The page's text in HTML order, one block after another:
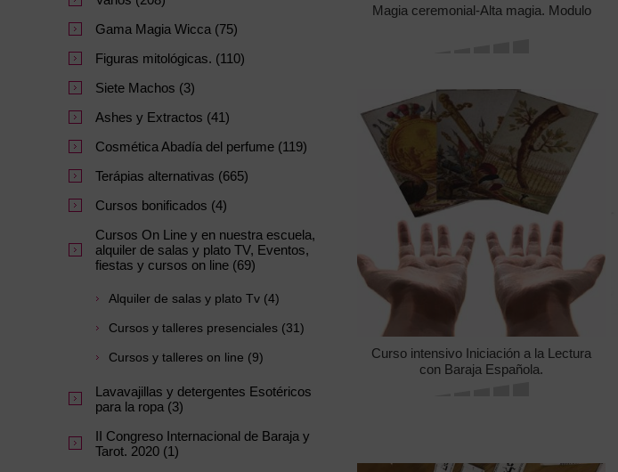
Magia ceremonial-Alta magia. Modulo
Curso intensivo Iniciación a la Lectura
con Baraja Española.
Gama Magia Wicca (75)
Figuras mitológicas. (110)
Siete Machos (3)
Ashes y Extractos (41)
Cosmética Abadía del perfume (119)
Terápias alternativas (665)
Cursos bonificados (4)
Cursos On Line y en nuestra escuela,
alquiler de salas y plato TV, Eventos,
fiestas y cursos on line (69)
Alquiler de salas y plato Tv (4)
Cursos y talleres presenciales (31)
Cursos y talleres on line (9)
Lavavajillas y detergentes Esotéricos
para la ropa (3)
II Congreso Internacional de Baraja y
Tarot. 2020 (1)